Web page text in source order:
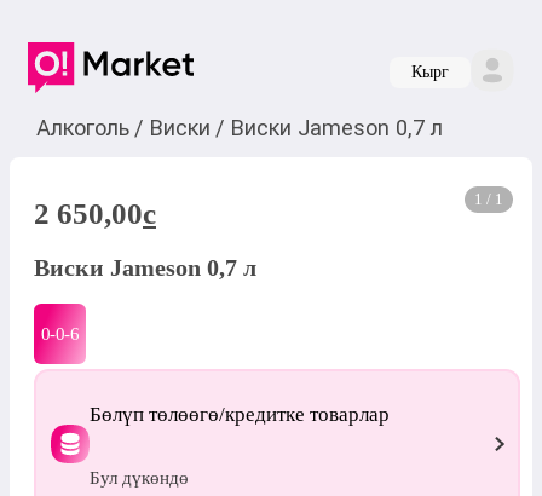
Кырг
Алкоголь / Виски / Виски Jameson 0,7 л
1 / 1
2 650,00c
Виски Jameson 0,7 л
0-0-6
Бөлүп төлөөгө/кредитке товарлар
Бул дүкөндө